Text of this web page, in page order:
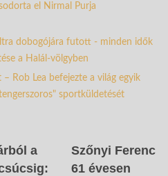
el Nirmal Purja
dobogójára futott - minden idők
a Halál-völgyben
Rob Lea befejezte a világ egyik
sportküldetését
a
Szőnyi Ferenc
61 évesen